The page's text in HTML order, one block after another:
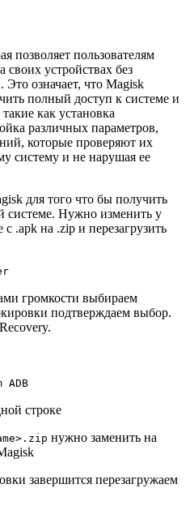
позволяет пользователям
своих устройствах без
означает, что Magisk
полный доступ к системе и
как установка
различных параметров,
которые проверяют их
систему и не нарушая ее
для того что бы получить
системе. Нужно изменить у
.apk на .zip и перезагрузить
громкости выбираем
подтверждаем выбор.
строке
нужно заменить на
завершится перезагружаем